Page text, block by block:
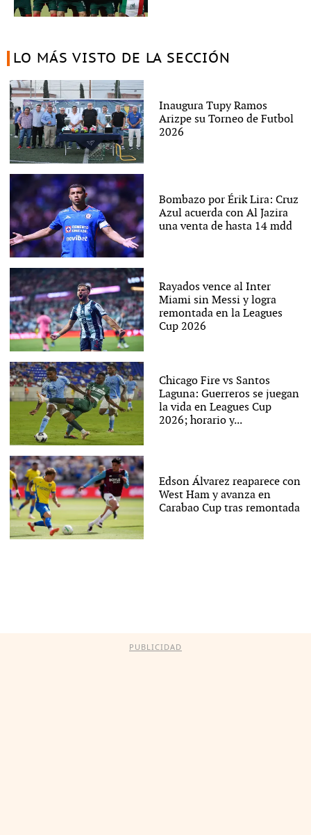
LO MÁS VISTO DE LA SECCIÓN
Inaugura Tupy Ramos
Arizpe su Torneo de Futbol
2026
Bombazo por Érik Lira: Cruz
Azul acuerda con Al Jazira
una venta de hasta 14 mdd
Rayados vence al Inter
Miami sin Messi y logra
remontada en la Leagues
Cup 2026
Chicago Fire vs Santos
Laguna: Guerreros se juegan
la vida en Leagues Cup
2026; horario y...
Edson Álvarez reaparece con
West Ham y avanza en
Carabao Cup tras remontada
PUBLICIDAD